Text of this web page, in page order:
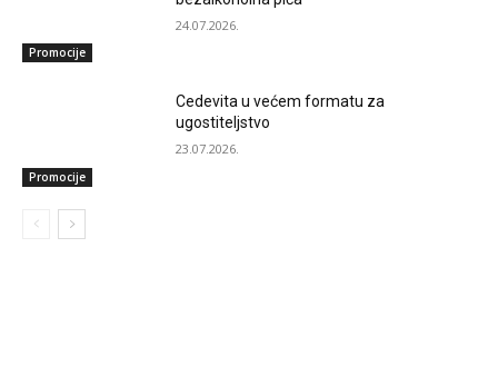
Promocije
24.07.2026.
Promocije
Cedevita u većem formatu za
ugostiteljstvo
23.07.2026.